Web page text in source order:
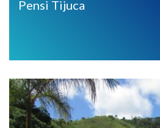
Pensi Tijuca